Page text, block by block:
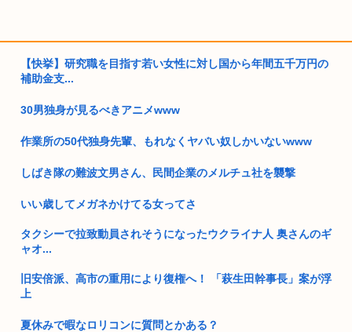
【快挙】研究職を目指す若い女性に対し国から年間五千万円の
補助金支...
30男独身が見るべきアニメwww
作業所の50代独身先輩、もれなくヤバい奴しかいないwww
しばき隊の難波文男さん、民間企業のメルチュ社を襲撃
いい歳してメガネかけてる女ってさ
タクシーで拉致動員されそうになったウクライナ人 奥さんのギ
ャオ...
旧安倍派、高市の重用により復権へ！ 「萩生田幹事長」案が浮
上
夏休みで暇なロリコンに質問とかある？